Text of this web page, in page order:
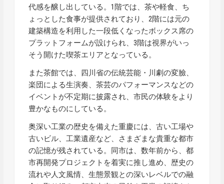
代感を醸し出している。1階では、茶や軽食、ち
ょっとした食事が提供されており、2階には元の
建築構造を利用した一段低くなったボックス席の
プラットフォームが設けられ、3階は視界がいっ
そう開けた喫茶エリアとなっている。
また茶館では、四川省の伝統芸能・川劇の変臉、
楽団による生演奏、茶芸のパフォーマンスなどの
イベントが不定期に披露され、市民の体験をより
豊かなものにしている。
奥深い工業の歴史を備えた重慶には、古い工場や
古いビル、工業遺産など、さまざまな貴重な都市
の記憶が残されている。同市は、数年前から、都
市再開発プロジェクトを着実に推し進め、歴史の
流れや人文風情、生態景観との深いレベルでの融